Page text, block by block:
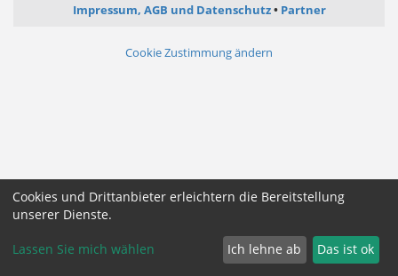
Impressum, AGB und Datenschutz Partner
Cookie Zustimmung ändern
Cookies und Drittanbieter erleichtern die Bereitstellung
unserer Dienste.
Lassen Sie mich wählen Ich lehne ab Das ist ok